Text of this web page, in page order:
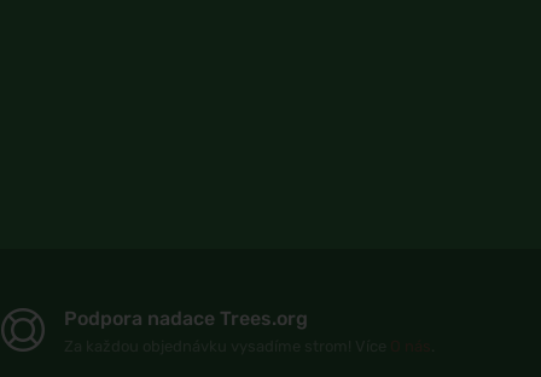
Podpora nadace Trees.org